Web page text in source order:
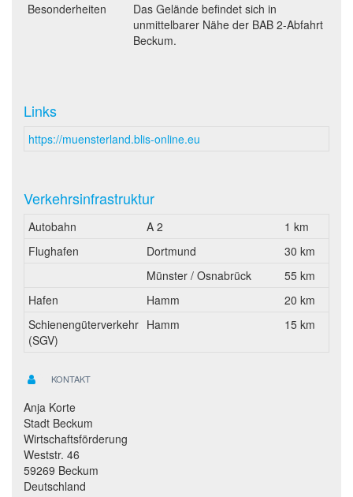
Besonderheiten
Das Gelände befindet sich in
unmittelbarer Nähe der BAB 2-Abfahrt
Beckum.
Links
https://muensterland.blis-online.eu
Verkehrsinfrastruktur
Autobahn A 2
1 km
Flughafen
Dortmund
30 km
Münster / Osnabrück
55 km
Hafen
Hamm
20 km
Schienengüterverkehr
(SGV)
Hamm 15 km
KONTAKT
Anja Korte
Stadt Beckum
Wirtschaftsförderung
Weststr. 46
59269 Beckum
Deutschland